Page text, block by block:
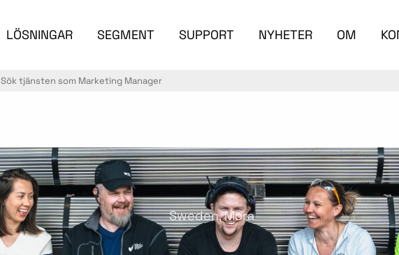
LÖSNINGAR SEGMENT SUPPORT NYHETER OM
Sök tjänsten som Marketing Manager
Sweden, Mora